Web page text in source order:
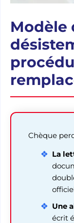
Modèle
Chèque
La
Une
écrit